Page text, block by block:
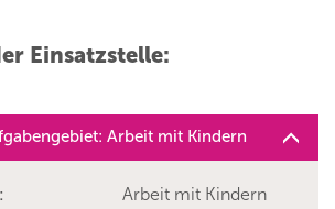
Einsatzstelle:
Arbeit mit Kindern
Arbeit mit Kindern